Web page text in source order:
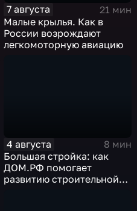
7 августа
21 мин
Малые крылья. Как в
России возрождают
легкомоторную авиацию
4 августа
8 мин
Большая стройка: как
ДОМ.РФ помогает
развитию строительной